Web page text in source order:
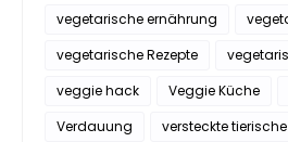
vegetarische ernährung
vegetarische Rezepte
veggie hack
Veggie Küche
Verdauung
versteckte